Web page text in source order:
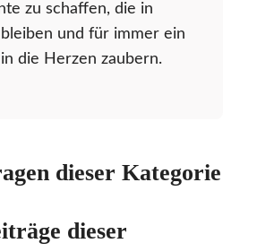
zu schaffen, die in
und für immer ein
in die Herzen zaubern.
dieser Kategorie
dieser